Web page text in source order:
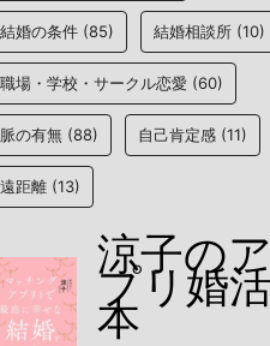
結婚の条件 (85) 結婚相談所 (10)
職場・学校・サークル恋愛 (60)
脈の有無 (88) 自己肯定感 (11)
遠距離 (13)
涼子のア
プリ婚活
本